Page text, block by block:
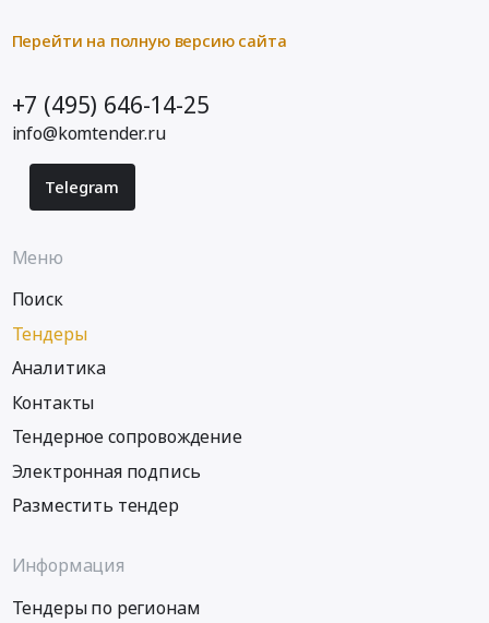
Перейти на полную версию сайта
+7 (495) 646-14-25
info@komtender.ru
Telegram
Меню
Поиск
Тендеры
Аналитика
Контакты
Тендерное сопровождение
Электронная подпись
Разместить тендер
Информация
Тендеры по регионам